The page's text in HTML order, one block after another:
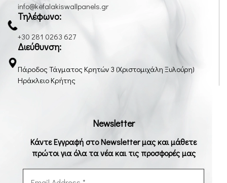
info@kefalakiswallpanels.gr
Τηλέφωνο:
+30 281 0263 627
Διεύθυνση:
Πάροδος Τάγματος Κρητών 3 (Χριστομιχάλη Ξυλούρη)
Ηράκλειο Κρήτης
Newsletter
Κάντε Εγγραφή στο Newsletter μας και μάθετε
πρώτοι για όλα τα νέα και τις προσφορές μας